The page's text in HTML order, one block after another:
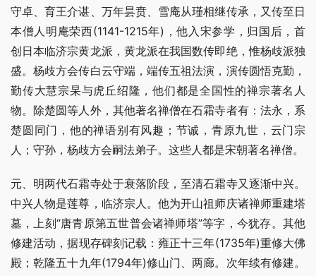
守卓、育王介谌、万年昙贲、雪庵从瑾相继传承，又传至日
本僧人明庵荣西(1141-1215年)，他入宋参学，归国后，首
创日本临济宗黄龙派，黄龙派在我国数传即绝，惟杨歧派独
盛。杨歧方会传白云守端，端传五祖法演，演传圆悟克勤，
勤传大慧宗杲与虎丘绍隆，他们都是全国性的禅宗著名人
物。除楚圆等人外，其他著名禅僧在石霜寺者有：法永，系
楚圆同门，他的禅语别有风趣；节诚，青原九世，云门宗
人；守孙，杨歧方会嗣法弟子。这些人都是宋朝著名禅僧。
元、明两代石霜寺处于衰落阶段，至清石霜寺又逐渐中兴。
中兴人物是莲尊，临济宗人。他为开山祖师庆诸禅师重建塔
墓，上刻“唐青原第五世普会诸禅师塔”等字，今犹存。其他
修建活动，据现存碑刻记载：雍正十三年(1735年)重修大佛
殿；乾隆五十九年(1794年)修山门、两廊。次年续有修建。